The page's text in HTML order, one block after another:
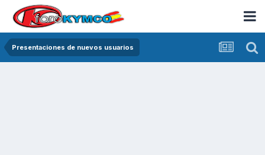
Presentaciones de nuevos usuarios